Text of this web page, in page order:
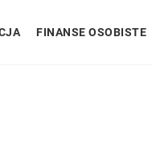
FINANSE OSOBISTE